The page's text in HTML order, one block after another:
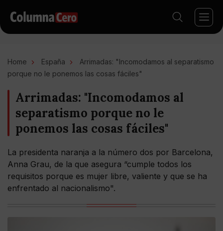
Home España
Arrimadas: "Incomodamos al separatismo
porque no le ponemos las cosas fáciles"
Arrimadas: "Incomodamos al
separatismo porque no le
ponemos las cosas fáciles"
La presidenta naranja a la número dos por Barcelona,
Anna Grau, de la que asegura “cumple todos los
requisitos porque es mujer libre, valiente y que se ha
enfrentado al nacionalismo".